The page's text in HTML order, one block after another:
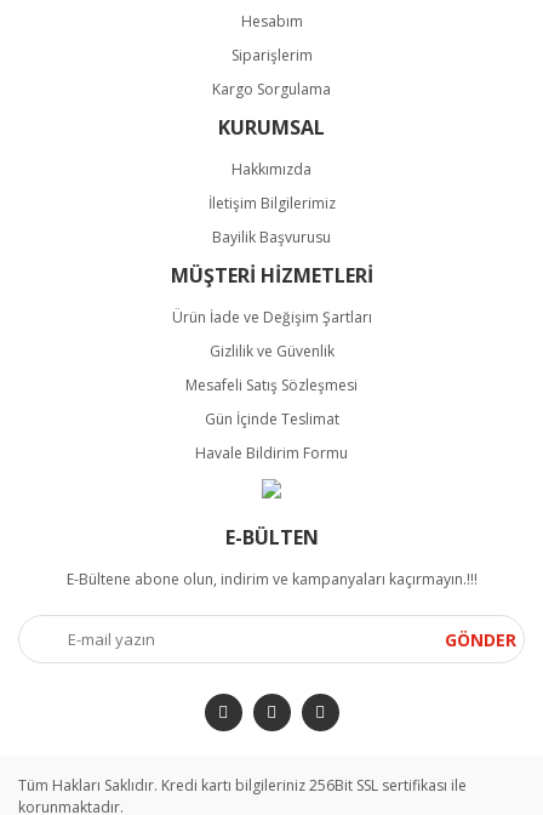
Gönder
Hesabım
Siparişlerim
Kargo Sorgulama
KURUMSAL
Hakkımızda
İletişim Bilgilerimiz
Bayilik Başvurusu
MÜŞTERİ HİZMETLERİ
Ürün İade ve Değişim Şartları
Gizlilik ve Güvenlik
Mesafeli Satış Sözleşmesi
Gün İçinde Teslimat
Havale Bildirim Formu
E-BÜLTEN
E-Bültene abone olun, indirim ve kampanyaları kaçırmayın.!!!
GÖNDER
Tüm Hakları Saklıdır. Kredi kartı bilgileriniz 256Bit SSL sertifikası ile
korunmaktadır.